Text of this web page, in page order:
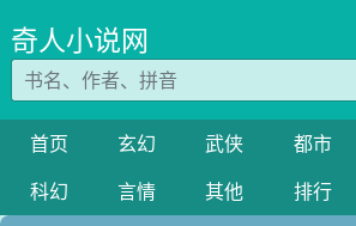
奇人小说网
首页 玄幻 武侠 都市
科幻
言情 其他 排行